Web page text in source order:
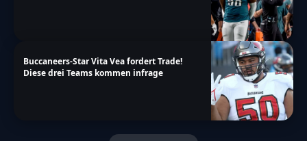
Buccaneers-Star Vita Vea fordert Trade!
Diese drei Teams kommen infrage